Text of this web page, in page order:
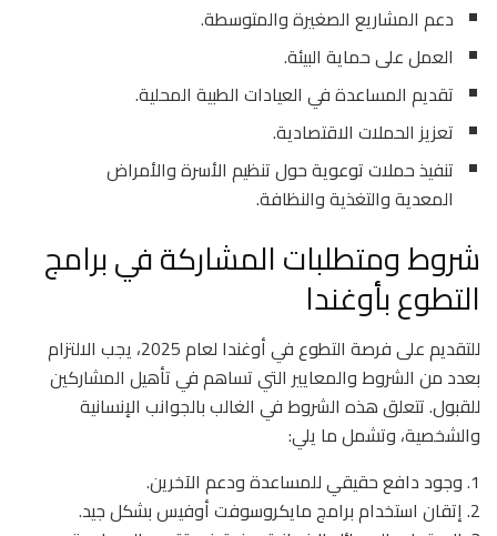
دعم المشاريع الصغيرة والمتوسطة.
العمل على حماية البيئة.
تقديم المساعدة في العيادات الطبية المحلية.
تعزيز الحملات الاقتصادية.
تنفيذ حملات توعوية حول تنظيم الأسرة والأمراض
المعدية والتغذية والنظافة.
شروط ومتطلبات المشاركة في برامج
التطوع بأوغندا
للتقديم على فرصة التطوع في أوغندا لعام 2025، يجب الالتزام
بعدد من الشروط والمعايير التي تساهم في تأهيل المشاركين
للقبول. تتعلق هذه الشروط في الغالب بالجوانب الإنسانية
والشخصية، وتشمل ما يلي:
1. وجود دافع حقيقي للمساعدة ودعم الآخرين.
2. إتقان استخدام برامج مايكروسوفت أوفيس بشكل جيد.